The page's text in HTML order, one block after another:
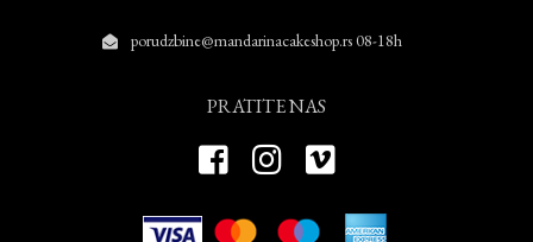
porudzbine@mandarinacakeshop.rs 08-18h
PRATITE NAS